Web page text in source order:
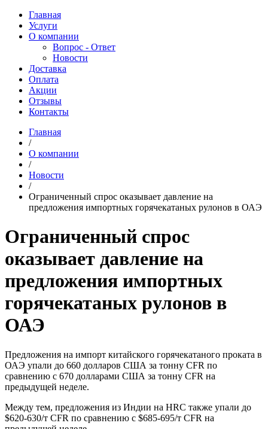
Главная
Услуги
О компании
Вопрос - Ответ
Новости
Доставка
Оплата
Акции
Отзывы
Контакты
Главная
/
О компании
/
Новости
/
Ограниченный спрос оказывает давление на
предложения импортных горячекатаных рулонов в ОАЭ
Ограниченный спрос
оказывает давление на
предложения импортных
горячекатаных рулонов в
ОАЭ
Предложения на импорт китайского горячекатаного проката в
ОАЭ упали до 660 долларов США за тонну CFR по
сравнению с 670 долларами США за тонну CFR на
предыдущей неделе.
Между тем, предложения из Индии на HRC также упали до
$620-630/т CFR по сравнению с $685-695/т CFR на